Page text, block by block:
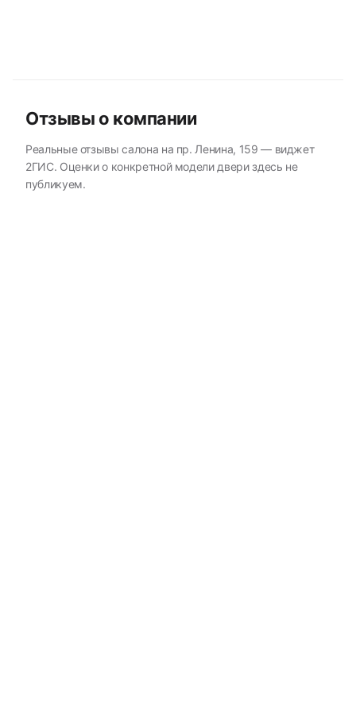
Отзывы о компании
Реальные отзывы салона на пр. Ленина, 159 — виджет
2ГИС. Оценки о конкретной модели двери здесь не
публикуем.